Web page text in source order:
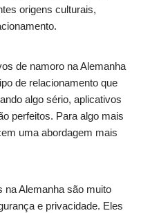
origens culturais,
de namoro na Alemanha
de relacionamento que
algo sério, aplicativos
perfeitos. Para algo mais
uma abordagem mais
na Alemanha são muito
e privacidade. Eles